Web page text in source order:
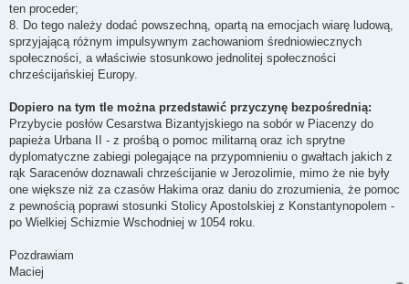
ten proceder;
8. Do tego należy dodać powszechną, opartą na emocjach wiarę ludową,
sprzyjającą różnym impulsywnym zachowaniom średniowiecznych
społeczności, a właściwie stosunkowo jednolitej społeczności
chrześcijańskiej Europy.
Dopiero na tym tle można przedstawić przyczynę bezpośrednią:
Przybycie posłów Cesarstwa Bizantyjskiego na sobór w Piacenzy do
papieża Urbana II - z prośbą o pomoc militarną oraz ich sprytne
dyplomatyczne zabiegi polegające na przypomnieniu o gwałtach jakich z
rąk Saracenów doznawali chrześcijanie w Jerozolimie, mimo że nie były
one większe niż za czasów Hakima oraz daniu do zrozumienia, że pomoc
z pewnością poprawi stosunki Stolicy Apostolskiej z Konstantynopolem -
po Wielkiej Schizmie Wschodniej w 1054 roku.
Pozdrawiam
Maciej